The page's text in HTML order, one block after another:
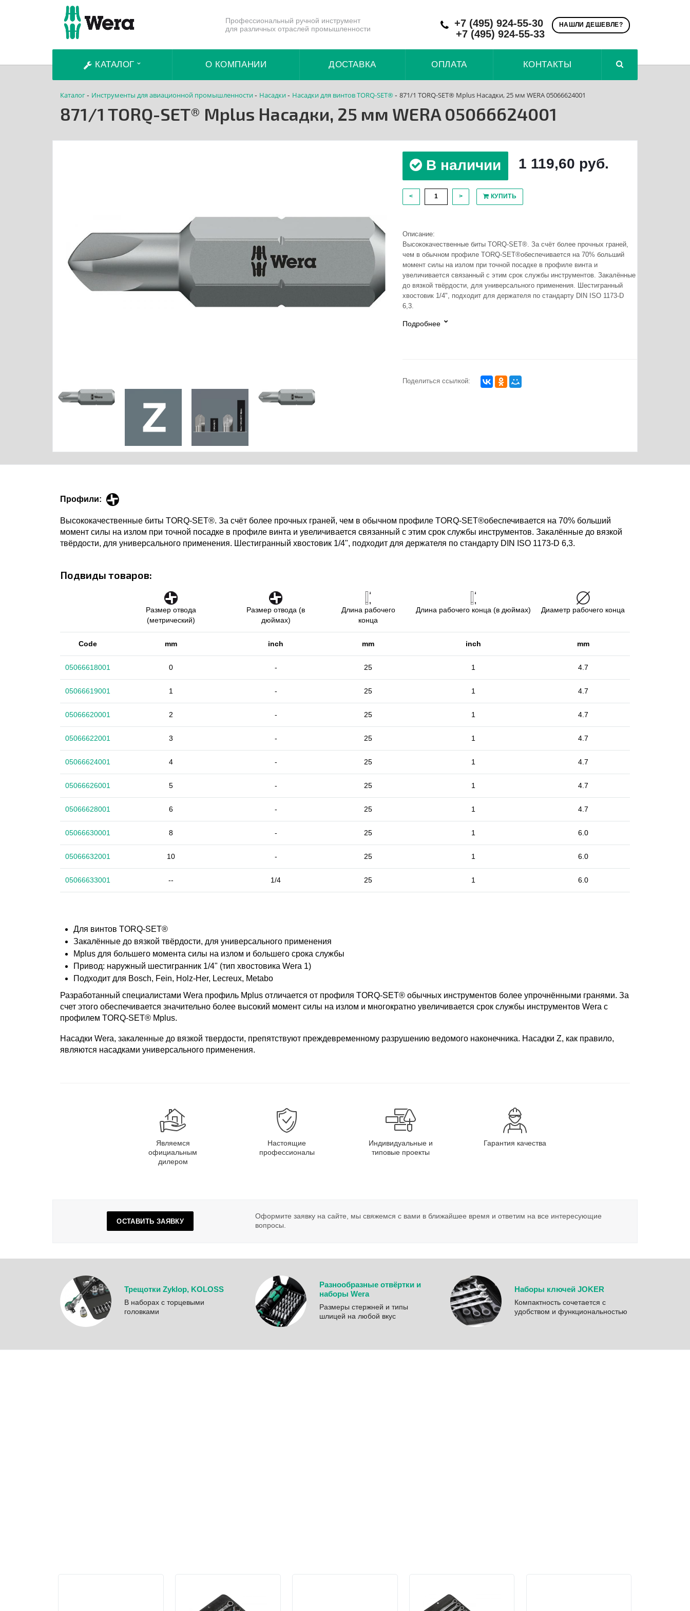
Профессиональный ручной инструмент
для различных отраслей промышленности
НАШЛИ ДЕШЕВЛЕ?
+7 (495) 924-55-30
+7 (495) 924-55-33
КАТАЛОГ О КОМПАНИИ ДОСТАВКА ОПЛАТА КОНТАКТЫ
Каталог- Инструменты для авиационной промышленности- Насадки- Насадки для винтов TORQ-SET®- 871/1 TORQ-SET® Mplus Насадки, 25 мм WERA 05066624001
871/1 TORQ-SET® Mplus Насадки, 25 мм WERA 05066624001
В наличии 1 119,60 руб.
< > КУПИТЬ
Описание:
Высококачественные биты TORQ-SET®. За счёт более прочных граней,
чем в обычном профиле TORQ-SET®обеспечивается на 70% больший
момент силы на излом при точной посадке в профиле винта и
увеличивается связанный с этим срок службы инструментов. Закалённые
до вязкой твёрдости, для универсального применения. Шестигранный
хвостовик 1/4", подходит для держателя по стандарту DIN ISO 1173-D
6,3.
Подробнее
Поделиться ссылкой:
Профили:
Высококачественные биты TORQ-SET®. За счёт более прочных граней, чем в обычном профиле TORQ-SET®обеспечивается на 70% больший
момент силы на излом при точной посадке в профиле винта и увеличивается связанный с этим срок службы инструментов. Закалённые до вязкой
твёрдости, для универсального применения. Шестигранный хвостовик 1/4", подходит для держателя по стандарту DIN ISO 1173-D 6,3.
Подвиды товаров:
Размер отвода
(метрический)
Размер отвода (в
дюймах)
Длина рабочего
конца
Длина рабочего конца (в дюймах) Диаметр рабочего конца
Code mm inch mm inch mm
05066618001 0 - 25 1 4.7
05066619001 1 - 25 1 4.7
05066620001 2 - 25 1 4.7
05066622001 3 - 25 1 4.7
05066624001 4 - 25 1 4.7
05066626001 5 - 25 1 4.7
05066628001 6 - 25 1 4.7
05066630001 8 - 25 1 6.0
05066632001 10 - 25 1 6.0
05066633001 -- 1/4 25 1 6.0
Для винтов TORQ-SET®
Закалённые до вязкой твёрдости, для универсального применения
Mplus для большего момента силы на излом и большего срока службы
Привод: наружный шестигранник 1/4" (тип хвостовика Wera 1)
Подходит для Bosch, Fein, Holz-Her, Lecreux, Metabo
Разработанный специалистами Wera профиль Mplus отличается от профиля TORQ-SET® обычных инструментов более упрочнёнными гранями. За
счет этого обеспечивается значительно более высокий момент силы на излом и многократно увеличивается срок службы инструментов Wera с
профилем TORQ-SET® Mplus.
Насадки Wera, закаленные до вязкой твердости, препятствуют преждевременному разрушению ведомого наконечника. Насадки Z, как правило,
являются насадками универсального применения.
Являемся
официальным
дилером
Настоящие
профессионалы
Индивидуальные и
типовые проекты
Гарантия качества
ОСТАВИТЬ ЗАЯВКУ
Оформите заявку на сайте, мы свяжемся с вами в ближайшее время и ответим на все интересующие
вопросы.
Трещотки Zyklop, KOLOSS
B наборах с торцевыми
головками
Разнообразные отвёртки и
наборы Wera
Размеры стержней и типы
шлицей на любой вкус
Наборы ключей JOKER
Компактность сочетается с
удобством и функциональностью